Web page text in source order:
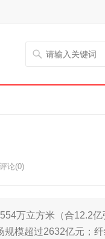
评论(0)
万立方米（合12.2
规模超过2632亿元；